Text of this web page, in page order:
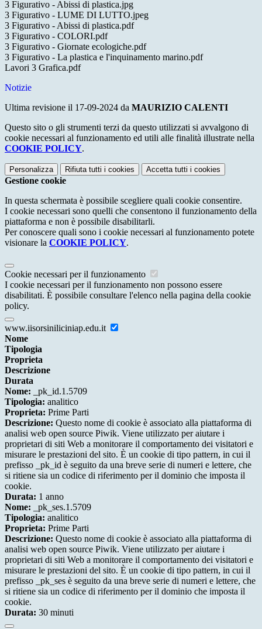
3 Figurativo - Abissi di plastica.jpg
3 Figurativo - LUME DI LUTTO.jpeg
3 Figurativo - Abissi di plastica.pdf
3 Figurativo - COLORI.pdf
3 Figurativo - Giornate ecologiche.pdf
3 Figurativo - La plastica e l'inquinamento marino.pdf
Lavori 3 Grafica.pdf
Notizie
Ultima revisione il 17-09-2024 da MAURIZIO CALENTI
Questo sito o gli strumenti terzi da questo utilizzati si avvalgono di
cookie necessari al funzionamento ed utili alle finalità illustrate nella
COOKIE POLICY.
Personalizza Rifiuta tutti i cookies Accetta tutti i cookies
Gestione cookie
In questa schermata è possibile scegliere quali cookie consentire.
I cookie necessari sono quelli che consentono il funzionamento della
piattaforma e non è possibile disabilitarli.
Per conoscere quali sono i cookie necessari al funzionamento potete
visionare la COOKIE POLICY.
Cookie necessari per il funzionamento
I cookie necessari per il funzionamento non possono essere
disabilitati. È possibile consultare l'elenco nella pagina della cookie
policy.
www.iisorsiniliciniap.edu.it
Nome
Tipologia
Proprieta
Descrizione
Durata
Nome: _pk_id.1.5709
Tipologia: analitico
Proprieta: Prime Parti
Descrizione: Questo nome di cookie è associato alla piattaforma di
analisi web open source Piwik. Viene utilizzato per aiutare i
proprietari di siti Web a monitorare il comportamento dei visitatori e
misurare le prestazioni del sito. È un cookie di tipo pattern, in cui il
prefisso _pk_id è seguito da una breve serie di numeri e lettere, che
si ritiene sia un codice di riferimento per il dominio che imposta il
cookie.
Durata: 1 anno
Nome: _pk_ses.1.5709
Tipologia: analitico
Proprieta: Prime Parti
Descrizione: Questo nome di cookie è associato alla piattaforma di
analisi web open source Piwik. Viene utilizzato per aiutare i
proprietari di siti Web a monitorare il comportamento dei visitatori e
misurare le prestazioni del sito. È un cookie di tipo pattern, in cui il
prefisso _pk_ses è seguito da una breve serie di numeri e lettere, che
si ritiene sia un codice di riferimento per il dominio che imposta il
cookie.
Durata: 30 minuti